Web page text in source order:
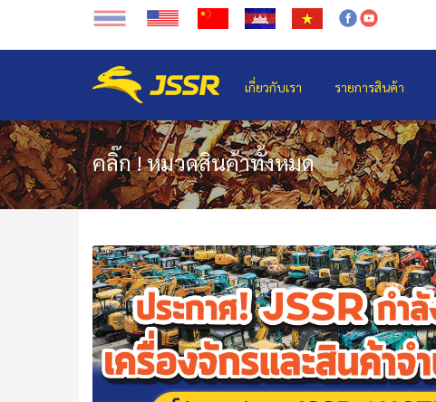
เกี่ยวกับเรา รายการสินค้า
คลิ๊ก ! หมวดสินค้าทั้งหมด